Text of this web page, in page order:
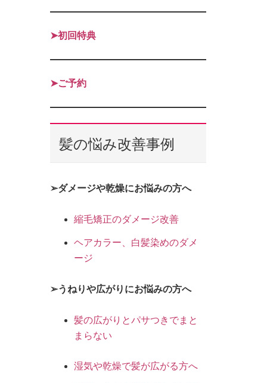
➤初回特典
➤ご予約
髪の悩み改善事例
➢ダメージや乾燥にお悩みの方へ
縮毛矯正のダメージ改善
ヘアカラー、白髪染めのダメ
ージ
➢うねりや広がりにお悩みの方へ
髪の広がりとパサつきでまと
まらない
湿気や乾燥で髪が広がる方へ